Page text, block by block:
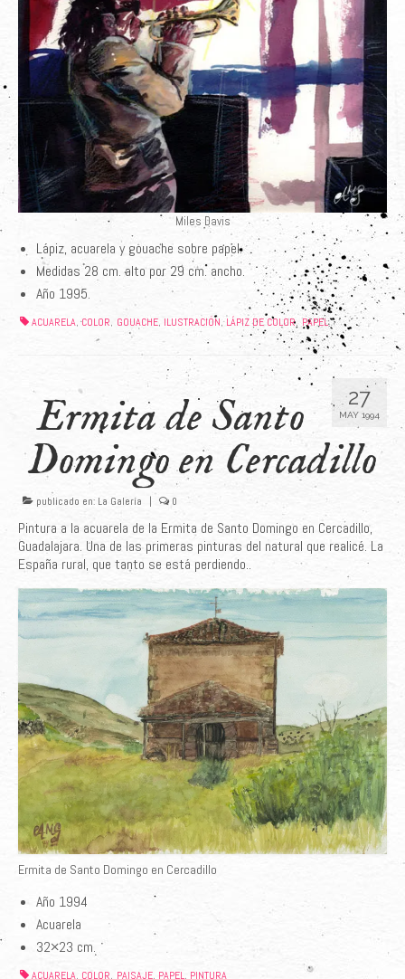
Miles Davis
Lápiz, acuarela y gouache sobre papel.
Medidas 28 cm. alto por 29 cm. ancho.
Año 1995.
ACUARELA, COLOR, GOUACHE, ILUSTRACIÓN, LÁPIZ DE COLOR, PAPEL
27
MAY 1994
Ermita de Santo
Domingo en Cercadillo
publicado en: La Galería 0
Pintura a la acuarela de la Ermita de Santo Domingo en Cercadillo,
Guadalajara. Una de las primeras pinturas del natural que realicé. La
España rural, que tanto se está perdiendo..
Ermita de Santo Domingo en Cercadillo
Año 1994
Acuarela
32×23 cm.
ACUARELA, COLOR, PAISAJE, PAPEL, PINTURA